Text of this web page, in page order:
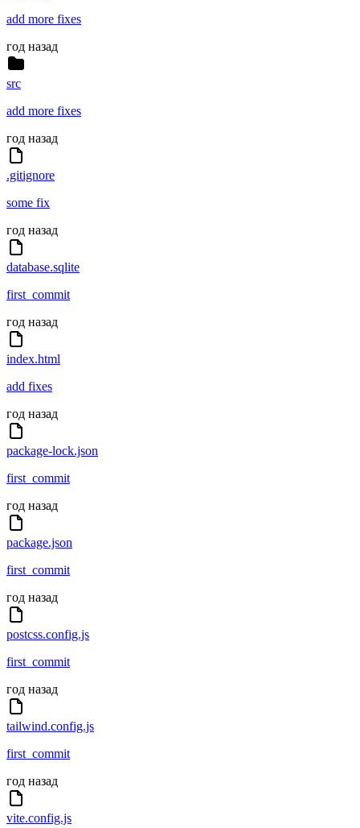
add more fixes
год назад
src
add more fixes
год назад
.gitignore
some fix
год назад
database.sqlite
first_commit
год назад
index.html
add fixes
год назад
package-lock.json
first_commit
год назад
package.json
first_commit
год назад
postcss.config.js
first_commit
год назад
tailwind.config.js
first_commit
год назад
vite.config.js